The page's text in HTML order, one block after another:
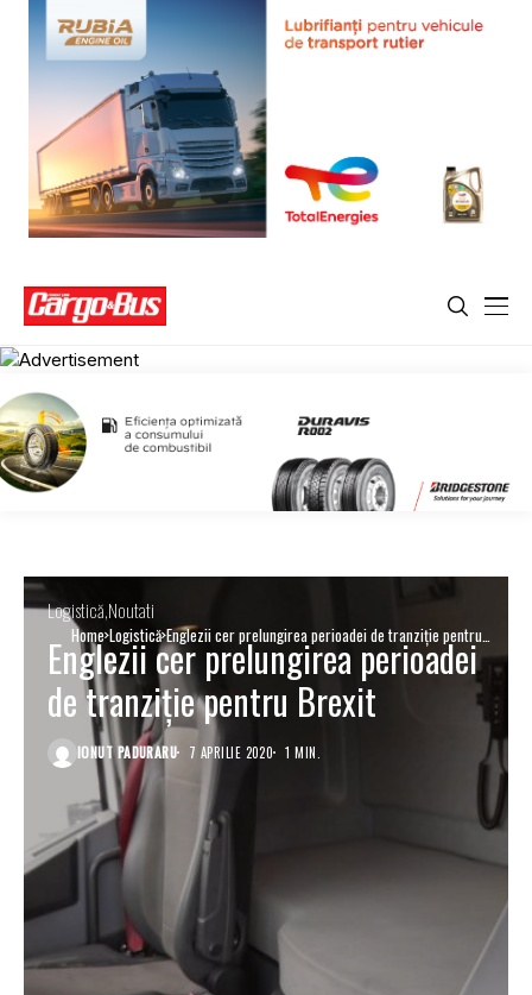
Home Logistică Englezii cer prelungirea perioadei de tranziție pentru
Brexit
Logistică Noutati
Englezii cer prelungirea perioadei
de tranziție pentru Brexit
IONUT PADURARU 7 APRILIE 2020 1 MIN.